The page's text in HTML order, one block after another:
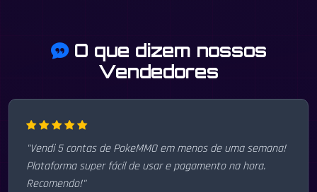
O que dizem nossos
Vendedores
"Vendi 5 contas de PokeMMO em menos de uma semana!
Plataforma super fácil de usar e pagamento na hora.
Recomendo!"